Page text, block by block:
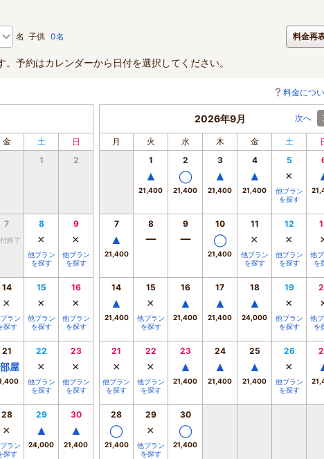
名 子供 0名 料金再
。予約はカレンダーから日付を選択してください。
料金につ
金 土
日
1
2
7
終了
8
×
他プラン
を探す
9
×
他プラン
を探す
14
×
ラン
探す
15
×
他プラン
を探す
16
×
他プラン
を探す
21
部屋
22
×
他プラン
を探す
23
×
他プラン
を探す
28
×
ラン
探す
29
▲
24,000
30
▲
21,400
2026年9月 次へ
月 火 水 木 金 土
1
▲
21,400
2
◯
21,400
3
▲
21,400
4
▲
21,400
5
×
他プラン
を探す
7
▲
21,400
8
ー
9
ー
10
◯
21,400
11
×
他プラン
を探す
12
×
他プラン
を探す
他
を
14
▲
21,400
15
×
他プラン
を探す
16
▲
21,400
17
▲
21,400
18
▲
24,000
19
×
他プラン
を探す
他
を
21
×
他プラン
を探す
22
×
他プラン
を探す
23
▲
21,400
24
▲
21,400
25
▲
21,400
26
×
他プラン
を探す
28
◯
21,400
29
×
他プラン
を探す
30
◯
21,400